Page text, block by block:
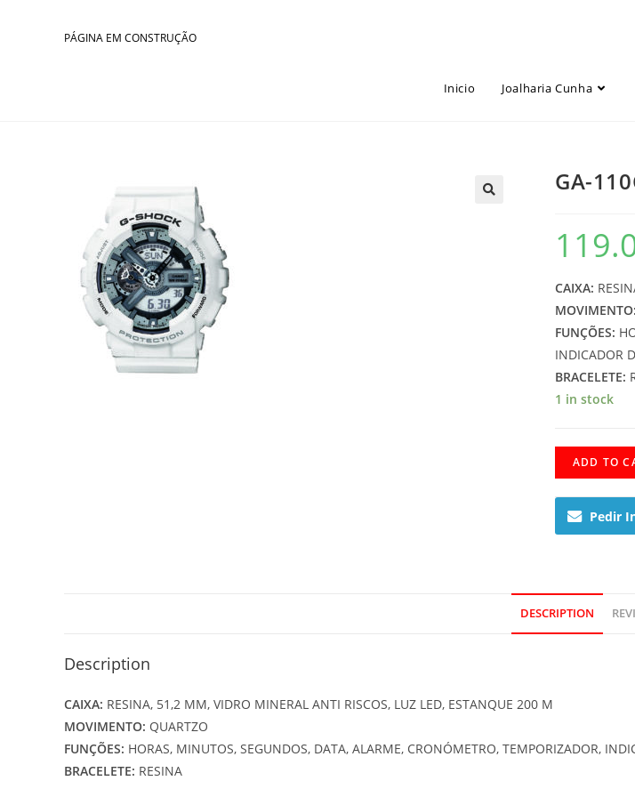
PÁGINA EM CONSTRUÇÃO
Inicio Joalharia Cunha
GA-
CAIXA:
MOVIMENTO:
FUNÇÕES:
INDICADOR
BRACELETE:
1 in stock
GA-
110C-
7AER
quantity
ADD TO
Pedir
DESCRIPTION
Description
CAIXA: RESINA, 51,2 MM, VIDRO MINERAL ANTI RISCOS, LUZ LED, ESTANQUE 200 M
MOVIMENTO: QUARTZO
FUNÇÕES: HORAS, MINUTOS, SEGUNDOS, DATA, ALARME, CRONÓMETRO, TEMPORIZADOR,
BRACELETE: RESINA